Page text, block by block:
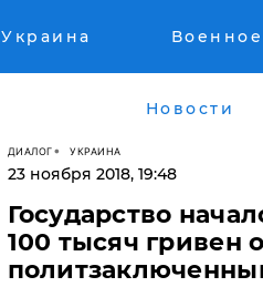
Украина
Новости
ДИАЛОГ УКРАИНА
23 ноября 2018, 19:48
Государство
100 тысяч гривен